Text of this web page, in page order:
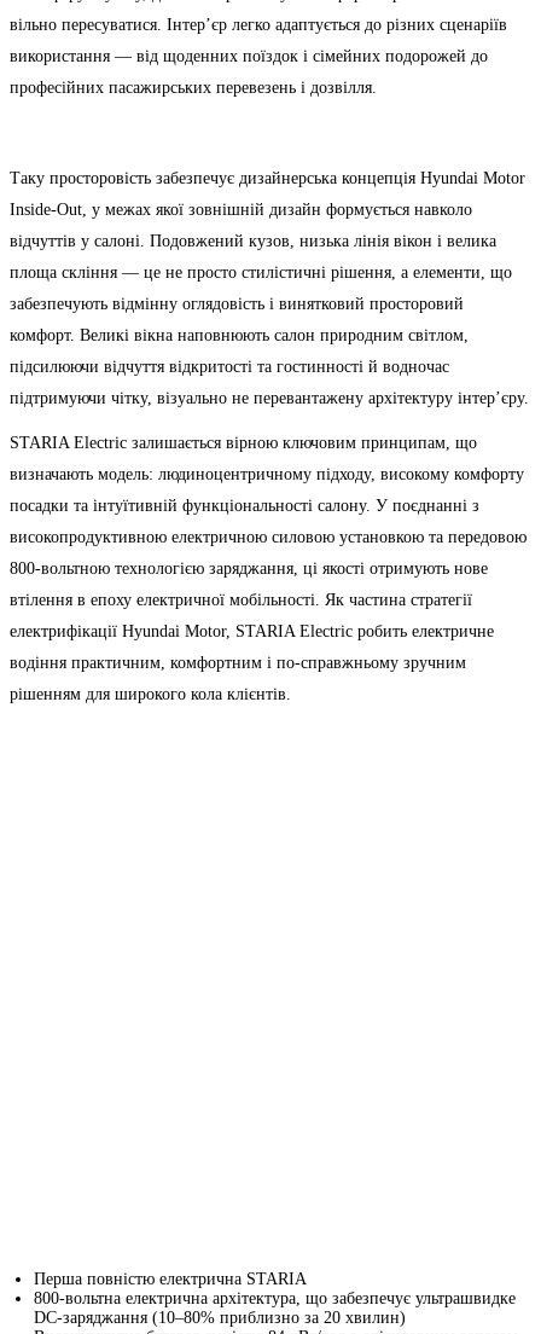
вільно пересуватися. Інтер’єр легко адаптується до різних сценаріїв
використання — від щоденних поїздок і сімейних подорожей до
професійних пасажирських перевезень і дозвілля.
Таку просторовість забезпечує дизайнерська концепція Hyundai Motor
Inside-Out, у межах якої зовнішній дизайн формується навколо
відчуттів у салоні. Подовжений кузов, низька лінія вікон і велика
площа скління — це не просто стилістичні рішення, а елементи, що
забезпечують відмінну оглядовість і винятковий просторовий
комфорт. Великі вікна наповнюють салон природним світлом,
підсилюючи відчуття відкритості та гостинності й водночас
підтримуючи чітку, візуально не перевантажену архітектуру інтер’єру.
STARIA Electric залишається вірною ключовим принципам, що
визначають модель: людиноцентричному підходу, високому комфорту
посадки та інтуїтивній функціональності салону. У поєднанні з
високопродуктивною електричною силовою установкою та передовою
800-вольтною технологією заряджання, ці якості отримують нове
втілення в епоху електричної мобільності. Як частина стратегії
електрифікації Hyundai Motor, STARIA Electric робить електричне
водіння практичним, комфортним і по-справжньому зручним
рішенням для широкого кола клієнтів.
Перша повністю електрична STARIA
800-вольтна електрична архітектура, що забезпечує ультрашвидке
DC-заряджання (10–80% приблизно за 20 хвилин)